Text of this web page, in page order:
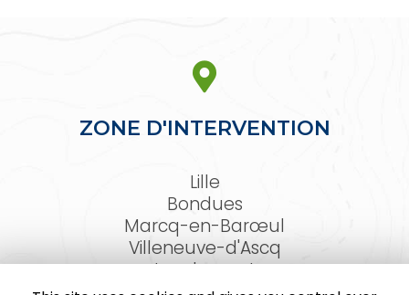
ZONE D'INTERVENTION
Lille
Bondues
Marcq-en-Barœul
Villeneuve-d'Ascq
Lambersart